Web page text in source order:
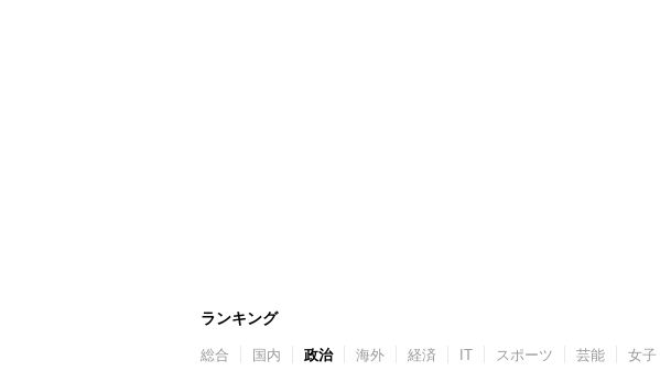
ランキング
総合 国内 政治 海外 経済 IT スポーツ 芸能 女子